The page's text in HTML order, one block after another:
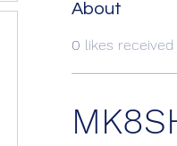
About
0 likes received